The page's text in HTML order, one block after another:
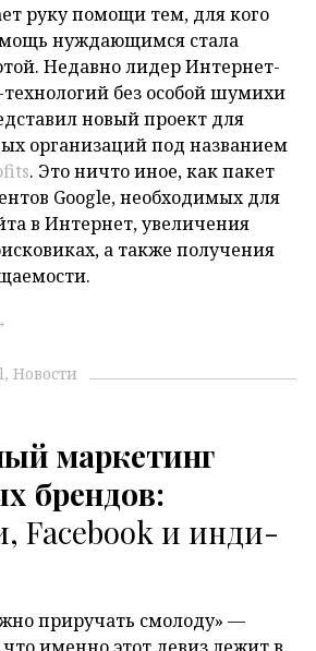
руку помощи тем, для кого
нуждающимся стала
Недавно лидер Интернет-
без особой шумихи
новый проект для
организаций под названием
. Это ничто иное, как пакет
Google, необходимых для
в Интернет, увеличения
а также получения
Новости
маркетинг
брендов:
Facebook и инди-
приручать смолоду» —
именно этот девиз лежит в